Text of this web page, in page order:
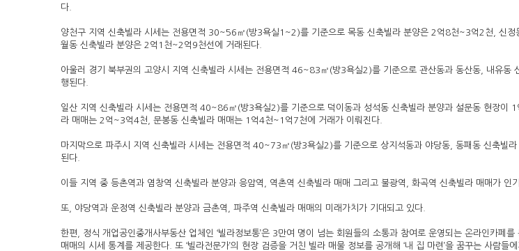
다.
양천구 지역 신축빌라 시세는 전용면적 30~56㎡(방3욕실1~2)를 기준으로 목동 신축빌라 분양은 2억8천~3억2천, 신
월동 신축빌라 분양은 2억1천~2억9천선에 거래된다.
아울러 경기 북부권의 고양시 지역 신축빌라 시세는 전용면적 46~83㎡(방3욕실2)를 기준으로 관산동과 동산동, 내유동
행된다.
일산 지역 신축빌라 시세는 전용면적 40~86㎡(방3욕실2)를 기준으로 덕이동과 성석동 신축빌라 분양과 설문동 현장이
라 매매는 2억~3억4천, 문봉동 신축빌라 매매는 1억4천~1억7천에 거래가 이뤄진다.
마지막으로 파주시 지역 신축빌라 시세는 전용면적 40~73㎡(방3욕실2)를 기준으로 상지석동과 야당동, 동패동 신축빌
된다.
이들 지역 중 등촌역과 염창역 신축빌라 분양과 응암역, 역촌역 신축빌라 매매 그리고 불광역, 화곡역 신축빌라 매매가 인
또, 야당역과 운정역 신축빌라 분양과 금촌역, 파주역 신축빌라 매매의 미래가치가 기대되고 있다.
한편, 정식 개업공인중개사부동산 업체인 ‘빌라정보통’은 3만여 명이 넘는 회원들의 소통과 참여로 운영되는 온라인카페
매매의 시세 통계를 제공한다. 또 ‘빌라전문가’의 현장 검증을 거친 빌라 매물 정보를 공개해 ‘내 집 마련’을 꿈꾸는 사람들